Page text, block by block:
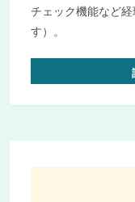
チェック機能など
す）。